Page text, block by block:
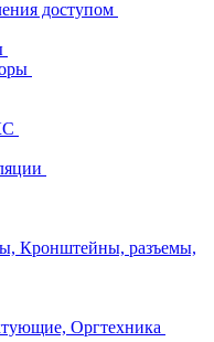
доступом
Кронштейны, разъемы,
Оргтехника